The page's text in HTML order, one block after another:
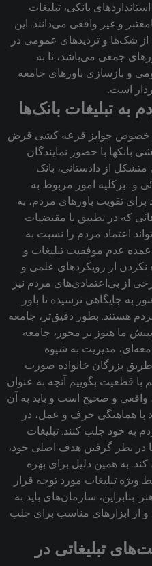
بانکی، تبلیغات
و غیر واقعی می‌دانند. این
از شک‌ها و تردیدهای عمومی در
جمعی می‌باشد، تا به
و بازسازی باورهای جامعه
است.
به تبلیغات بانک‌ها
در خصوص جوایز قرعه کشی قرض
بانکها با حضور نمایندگان
از دادستانی‌، بانک
و…برکلیه امور مربوط به
تقویت باورهای مردم‌، به
که در تطبیق با مقتضیات
اعتماد مردم را نسبت به
عمده عدم موفقیت تبلیغات و
نکردن از رویکردهای علمی و
از بی‌اعتمادی‌های مردم نیز
به جایگاهی نرسیده تا باور
هستند. بطور دقیق‌تر، جامعه
ما هنوز بر محور، جامعه
مدیریت به شیوه
طریق بزرگان خانواده صورت
با قطعیت بگوییم آنچه به عنوان
واقعی و صحیح است و باید به آن
با هماهنگی حرف و عمل، در
به خود جلب کنند. تبلیغات
با در نظر گرفتن هدف اصلی خود،
کند‌. به همین دلیل برای بهره
ویژه تبلیغات مورد توجه قرار
بنابراین، سازمان‌های باید به
و از ابزارهای مناسب برای جلب
تبلیغاتی در